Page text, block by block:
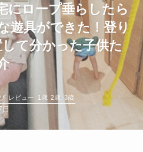
にロープ垂らしたら
遊具ができた！登り
て分かった子供た
レビュー 1歳 2歳 3歳